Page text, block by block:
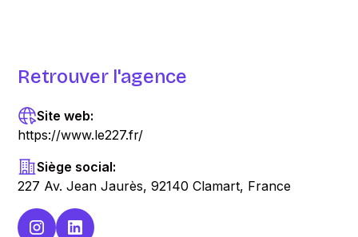
Retrouver l'agence
Site web:
https://www.le227.fr/
Siège social:
227 Av. Jean Jaurès, 92140 Clamart, France